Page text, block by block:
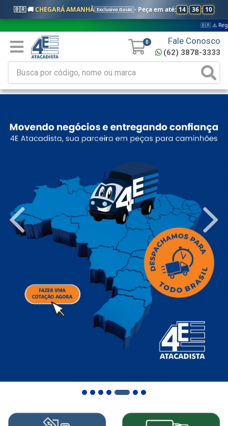
🇧🇷 🚚CHEGARÁ AMANHÃ Exclusivo Goiás - Peça em até: 14 : 36 : 09
🇧🇷 ⚠️ Regras válidas
0 Fale Conosco
(62) 3878-3333